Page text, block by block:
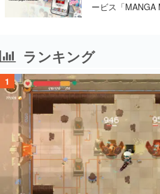
ービス「MANGA
ランキング
1